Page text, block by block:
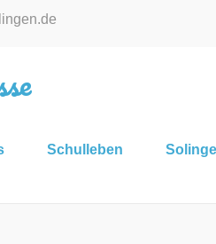
Schulleben